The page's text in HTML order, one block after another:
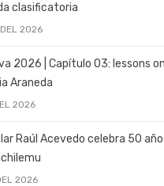
clasificatoria
2026
2026 | Capítulo 03: lessons on
Araneda
2026
Raúl Acevedo celebra 50
2026